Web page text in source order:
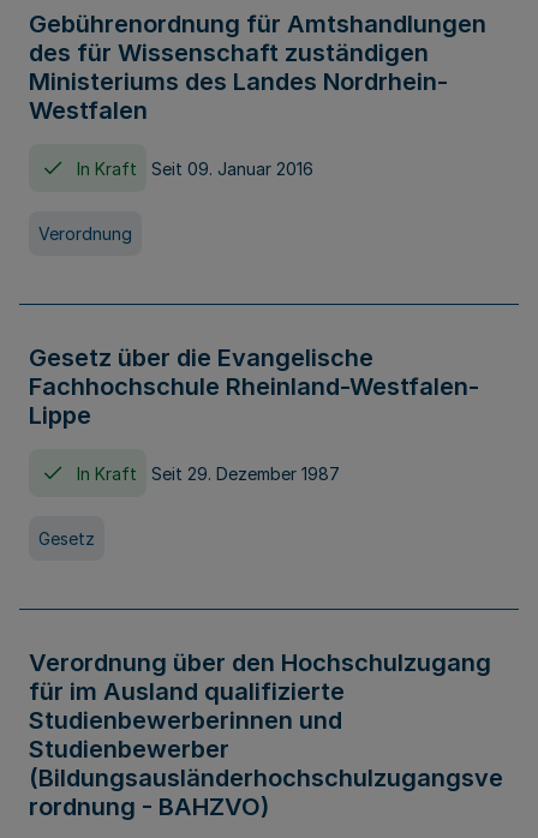
Gebührenordnung für Amtshandlungen
des für Wissenschaft zuständigen
Ministeriums des Landes Nordrhein-
Westfalen
In Kraft Seit 09. Januar 2016
Verordnung
Gesetz über die Evangelische
Fachhochschule Rheinland-Westfalen-
Lippe
In Kraft Seit 29. Dezember 1987
Gesetz
Verordnung über den Hochschulzugang
für im Ausland qualifizierte
Studienbewerberinnen und
Studienbewerber
(Bildungsausländerhochschulzugangsve
rordnung - BAHZVO)